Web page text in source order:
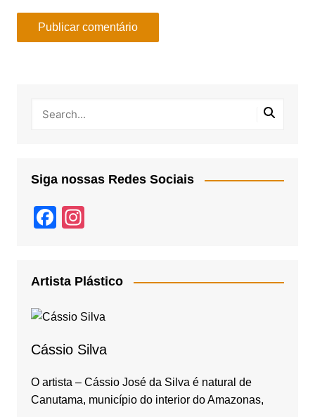
Siga nossas Redes Sociais
F
e
b
o
k
gr
a
Artista Plástico
Cássio Silva
O artista – Cássio José da Silva é natural de
Canutama, município do interior do Amazonas,